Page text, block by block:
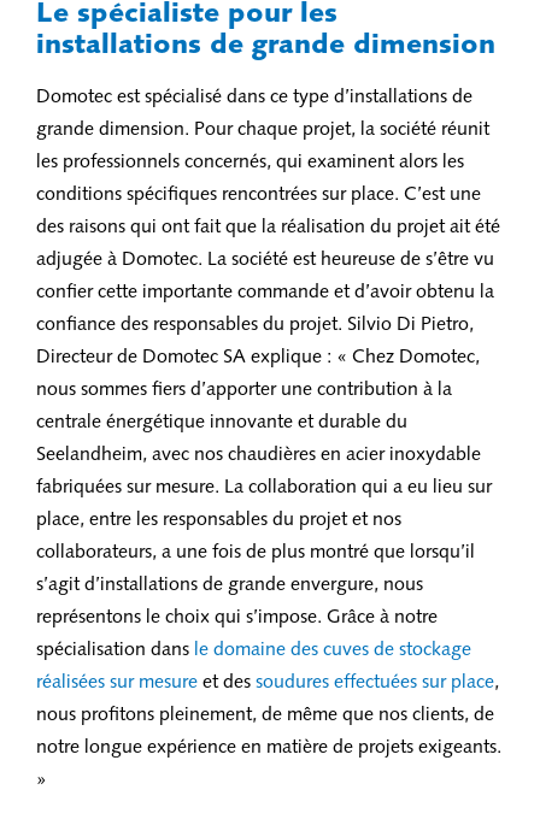
Le spécialiste pour les
installations de grande dimension
Domotec est spécialisé dans ce type d’installations de
grande dimension. Pour chaque projet, la société réunit
les professionnels concernés, qui examinent alors les
conditions spécifiques rencontrées sur place. C’est une
des raisons qui ont fait que la réalisation du projet ait été
adjugée à Domotec. La société est heureuse de s’être vu
confier cette importante commande et d’avoir obtenu la
confiance des responsables du projet. Silvio Di Pietro,
Directeur de Domotec SA explique : « Chez Domotec,
nous sommes fiers d’apporter une contribution à la
centrale énergétique innovante et durable du
Seelandheim, avec nos chaudières en acier inoxydable
fabriquées sur mesure. La collaboration qui a eu lieu sur
place, entre les responsables du projet et nos
collaborateurs, a une fois de plus montré que lorsqu’il
s’agit d’installations de grande envergure, nous
représentons le choix qui s’impose. Grâce à notre
spécialisation dans le domaine des cuves de stockage
réalisées sur mesure et des soudures effectuées sur place,
nous profitons pleinement, de même que nos clients, de
notre longue expérience en matière de projets exigeants.
»